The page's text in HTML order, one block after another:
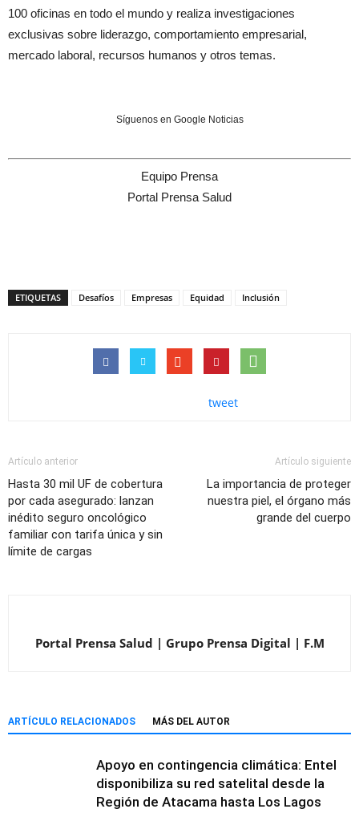
100 oficinas en todo el mundo y realiza investigaciones
exclusivas sobre liderazgo, comportamiento empresarial,
mercado laboral, recursos humanos y otros temas.
Síguenos en Google Noticias
Equipo Prensa
Portal Prensa Salud
ETIQUETAS Desafíos Empresas Equidad Inclusión
tweet
Artículo anterior
Hasta 30 mil UF de cobertura
por cada asegurado: lanzan
inédito seguro oncológico
familiar con tarifa única y sin
límite de cargas
Artículo siguiente
La importancia de proteger
nuestra piel, el órgano más
grande del cuerpo
Portal Prensa Salud | Grupo Prensa Digital | F.M
ARTÍCULO RELACIONADOS MÁS DEL AUTOR
Apoyo en contingencia climática: Entel
disponibiliza su red satelital desde la
Región de Atacama hasta Los Lagos